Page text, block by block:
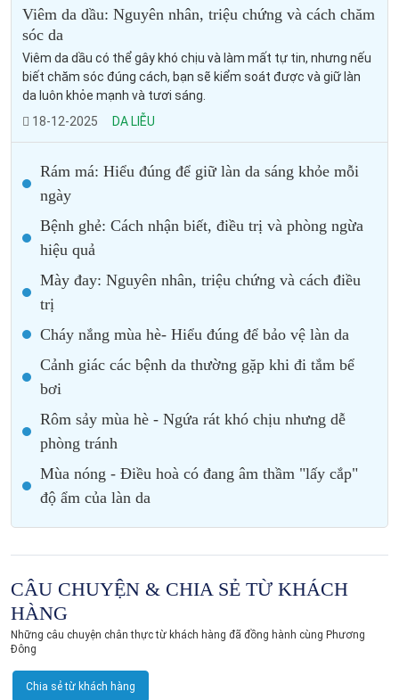
Viêm da dầu: Nguyên nhân, triệu chứng và cách chăm
sóc da
Viêm da dầu có thể gây khó chịu và làm mất tự tin, nhưng nếu
biết chăm sóc đúng cách, bạn sẽ kiểm soát được và giữ làn
da luôn khỏe mạnh và tươi sáng.
18-12-2025
DA LIỄU
Rám má: Hiểu đúng để giữ làn da sáng khỏe mỗi
ngày
Bệnh ghẻ: Cách nhận biết, điều trị và phòng ngừa
hiệu quả
Mày đay: Nguyên nhân, triệu chứng và cách điều
trị
Cháy nắng mùa hè- Hiểu đúng để bảo vệ làn da
Cảnh giác các bệnh da thường gặp khi đi tắm bể
bơi
Rôm sảy mùa hè - Ngứa rát khó chịu nhưng dễ
phòng tránh
Mùa nóng - Điều hoà có đang âm thầm "lấy cắp"
độ ẩm của làn da
CÂU CHUYỆN & CHIA SẺ TỪ KHÁCH
HÀNG
Những câu chuyện chân thực từ khách hàng đã đồng hành cùng Phương
Đông
Chia sẻ từ khách hàng